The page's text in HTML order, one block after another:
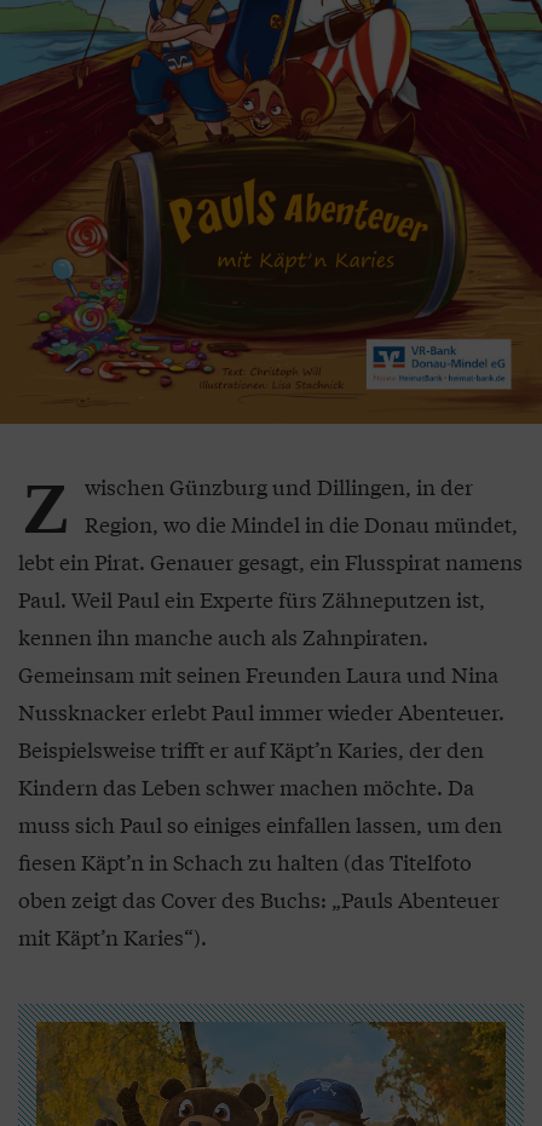
Z wischen Günzburg und Dillingen, in der
Region, wo die Mindel in die Donau mündet,
lebt ein Pirat. Genauer gesagt, ein Flusspirat namens
Paul. Weil Paul ein Experte fürs Zähneputzen ist,
kennen ihn manche auch als Zahnpiraten.
Gemeinsam mit seinen Freunden Laura und Nina
Nussknacker erlebt Paul immer wieder Abenteuer.
Beispielsweise trifft er auf Käpt’n Karies, der den
Kindern das Leben schwer machen möchte. Da
muss sich Paul so einiges einfallen lassen, um den
fiesen Käpt’n in Schach zu halten (das Titelfoto
oben zeigt das Cover des Buchs: „Pauls Abenteuer
mit Käpt’n Karies“).